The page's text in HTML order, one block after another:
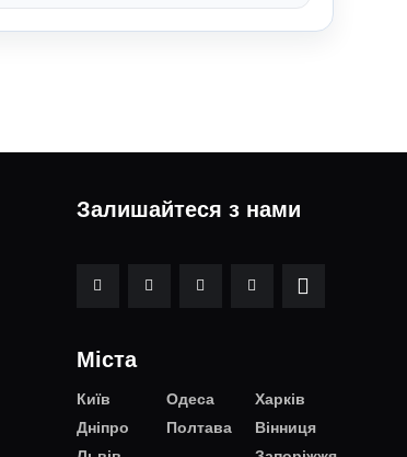
Залишайтеся з нами
Міста
Київ Одеса
Харків
Дніпро
Полтава
Вінниця